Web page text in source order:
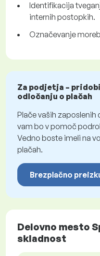
Identifikacija
internih postopkih.
Označevanje
Za podjetja –
odločanju o plačah
Plače vaših
vam bo v pomoč
Vedno boste imeli na
plačah.
Brezplačno
Delovno mesto
skladnost